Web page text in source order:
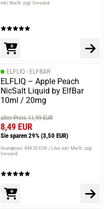
inkl. MwSt. zzgl. Versand
ELFLIQ - ELFBAR
ELFLIQ – Apple Peach
NicSalt Liquid by ElfBar
10ml / 20mg
alter Preis 11,99 EUR
8,49 EUR
Sie sparen 29% (3,50 EUR)
Grundpreis: 849,00 EUR / Liter inkl. MwSt. zzgl.
Versand